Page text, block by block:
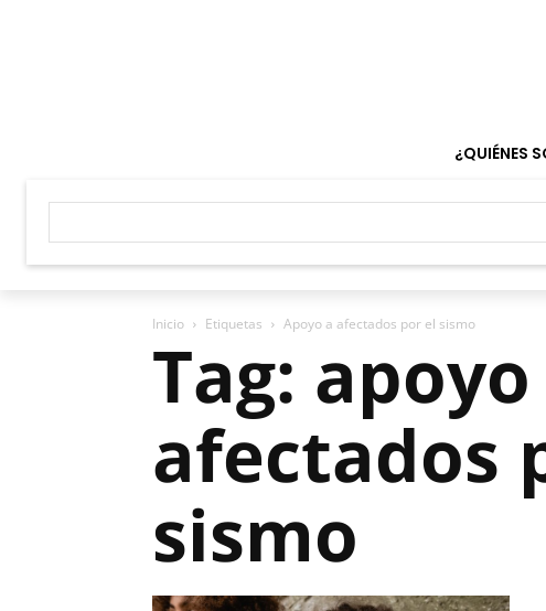
¿QUIÉNES
Inicio Etiquetas Apoyo a afectados por el sismo
Tag: apoyo
afectados
sismo